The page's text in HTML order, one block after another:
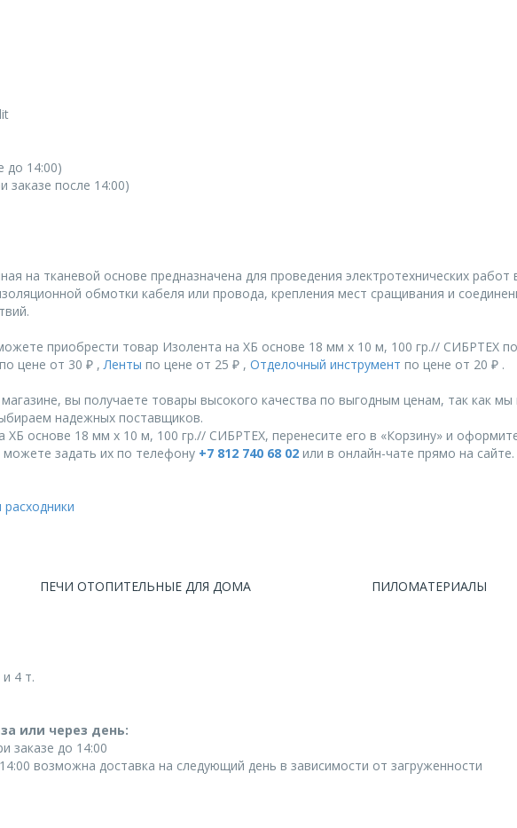
ПЕЧИ ОТОПИТЕЛЬНЫЕ ДЛЯ ДОМА ПИЛОМАТЕРИАЛЫ
до 14:00)
заказе после 14:00)
на тканевой основе предназначена для проведения электротехнических
обмотки кабеля или провода, крепления мест сращивания и
приобрести товар Изолента на ХБ основе 18 мм х 10 м, 100 гр.// СИБРТЕХ
по цене от 30 ₽ ,Ленты по цене от 25 ₽ , Отделочный инструмент по цене от 20 ₽ .
вы получаете товары высокого качества по выгодным ценам, так как
надежных поставщиков.
основе 18 мм х 10 м, 100 гр.// СИБРТЕХ, перенесите его в «Корзину» и
можете задать их по телефону +7 812 740 68 02 или в онлайн-чате прямо на сайте.
4 т.
или через день:
заказе до 14:00
возможна доставка на следующий день в зависимости от загруженности